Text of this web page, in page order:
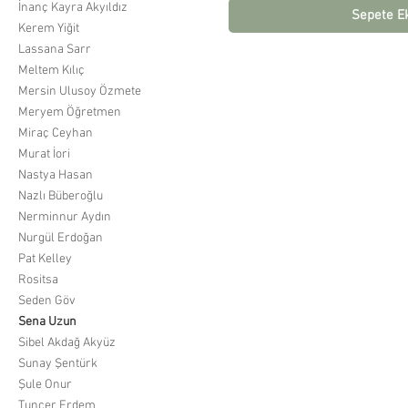
İnanç Kayra Akyıldız
Kerem Yiğit
Lassana Sarr
Meltem Kılıç
Mersin Ulusoy Özmete
Meryem Öğretmen
Miraç Ceyhan
Murat İori
Nastya Hasan
Nazlı Büberoğlu
Nerminnur Aydın
Nurgül Erdoğan
Pat Kelley
Rositsa
Seden Göv
Sena Uzun
Sibel Akdağ Akyüz
Sunay Şentürk
Şule Onur
Sepete